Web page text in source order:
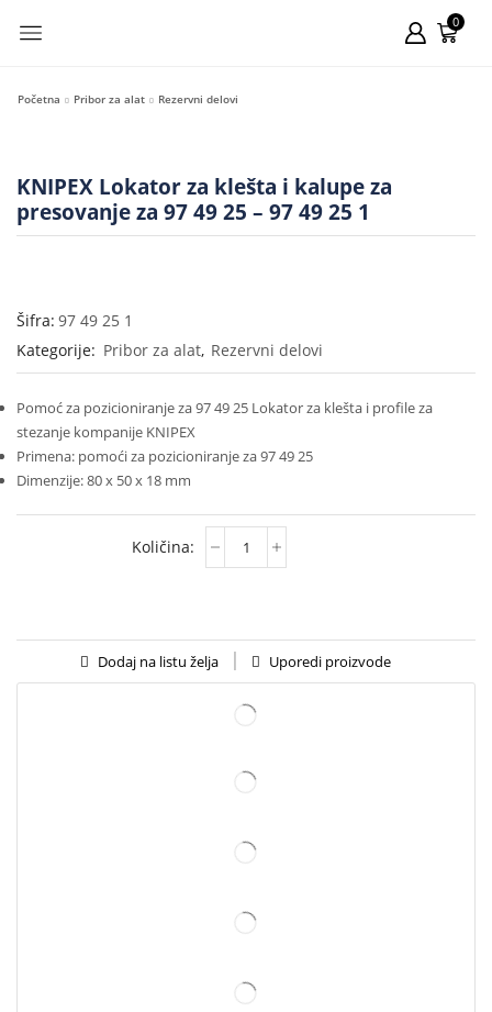
0
Početna Pribor za alat Rezervni delovi
KNIPEX Lokator za klešta i kalupe za
presovanje za 97 49 25 – 97 49 25 1
Šifra: 97 49 25 1
Kategorije: Pribor za alat, Rezervni delovi
Pomoć za pozicioniranje za 97 49 25 Lokator za klešta i profile za
stezanje kompanije KNIPEX
Primena: pomoći za pozicioniranje za 97 49 25
Dimenzije: 80 x 50 x 18 mm
Dodaj na listu želja Uporedi proizvode